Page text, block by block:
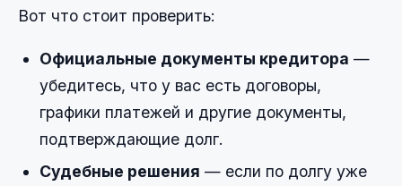
Вот что стоит проверить:
Официальные документы кредитора —
убедитесь, что у вас есть договоры,
графики платежей и другие документы,
подтверждающие долг.
Судебные решения — если по долгу уже